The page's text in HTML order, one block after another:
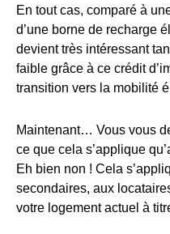
En tout cas, comparé à
d’une borne de recharge
devient très intéressant
faible grâce à ce crédit
transition vers la mobilité
Maintenant… Vous vous
ce que cela s’applique
Eh bien non ! Cela
secondaires, aux
votre logement actuel à